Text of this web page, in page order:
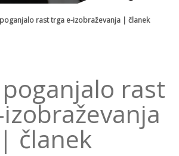
rast trga e-izobraževanja | članek
rast
| članek